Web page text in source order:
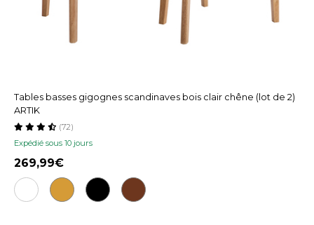
Tables basses gigognes scandinaves bois clair chêne (lot de 2)
ARTIK
Expédié sous 10 jours
(72)
269,99